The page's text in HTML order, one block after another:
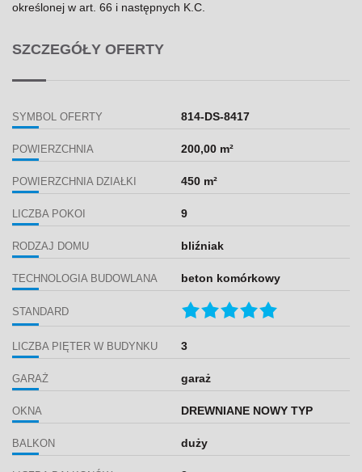
określonej w art. 66 i następnych K.C.
SZCZEGÓŁY OFERTY
SYMBOL OFERTY 814-DS-8417
POWIERZCHNIA 200,00 m²
POWIERZCHNIA DZIAŁKI 450 m²
LICZBA POKOI 9
RODZAJ DOMU bliźniak
TECHNOLOGIA BUDOWLANA beton komórkowy
STANDARD
LICZBA PIĘTER W BUDYNKU 3
GARAŻ garaż
OKNA DREWNIANE NOWY TYP
BALKON duży